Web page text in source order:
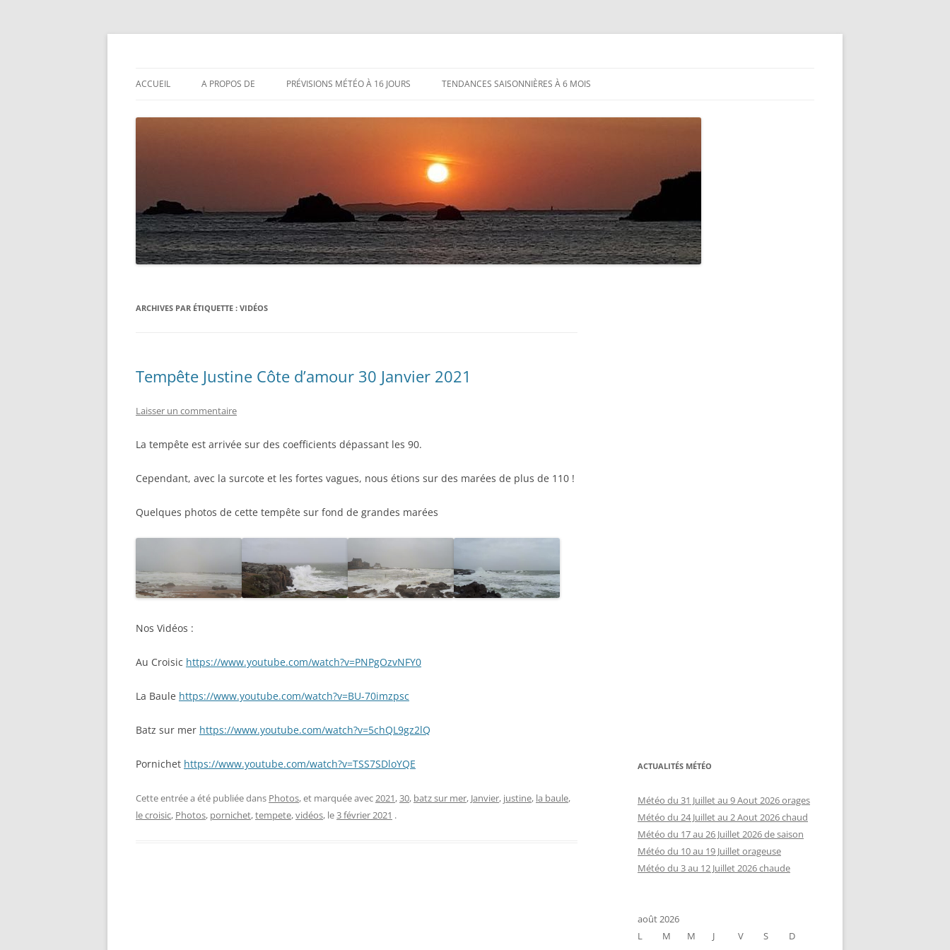
Aller
ACCUEIL A PROPOS DE PRÉVISIONS MÉTÉO À 16 JOURS TENDANCES SAISONNIÈRES À 6 MOIS
ARCHIVES PAR ÉTIQUETTE : VIDÉOS
Tempête Justine Côte d’amour 30 Janvier 2021
Laisser un commentaire
La tempête est arrivée sur des coefficients dépassant les 90.
Cependant, avec la surcote et les fortes vagues, nous étions sur des marées de plus de 110 !
Quelques photos de cette tempête sur fond de grandes marées
Nos Vidéos :
Au Croisic https://www.youtube.com/watch?v=PNPgOzvNFY0
La Baule https://www.youtube.com/watch?v=BU-70imzpsc
Batz sur mer https://www.youtube.com/watch?v=5chQL9gz2lQ
Pornichet https://www.youtube.com/watch?v=TSS7SDloYQE
Cette entrée a été publiée dans Photos, et marquée avec 2021,30, batz sur mer, Janvier, justine, la baule,
le croisic, Photos, pornichet,tempete,vidéos, le3 février 2021 .
ACTUALITÉS MÉTÉO
Météo du 31 Juillet au 9 Aout 2026 orages
Météo du 24 Juillet au 2 Aout 2026 chaud
Météo du 17 au 26 Juillet 2026 de saison
Météo du 10 au 19 Juillet orageuse
Météo du 3 au 12 Juillet 2026 chaude
août 2026
L
M M J V S
D